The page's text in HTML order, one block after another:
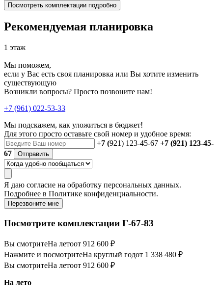
Посмотреть комплектации подробно
Рекомендуемая планировка
1 этаж
Мы поможем,
если у Вас есть своя планировка или Вы хотите изменить
существующую
Возникли вопросы? Просто позвоните нам!
+7 (961) 022-53-33
Мы подскажем, как уложиться в бюджет!
Для этого просто оставьте свой номер и удобное время:
+7 (921) 123-45-67 +7 (921) 123-45-
67
Отправить
Я даю согласие на обработку персональных данных.
Подробнее в Политике конфиденциальности.
Перезвоните мне
Посмотрите комплектации Г-67-83
Вы смотритеНа летоот 912 600 ₽
Нажмите и посмотритеНа круглый годот 1 338 480 ₽
Вы смотритеНа летоот 912 600 ₽
На лето